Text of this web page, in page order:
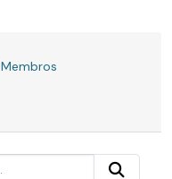
Membros